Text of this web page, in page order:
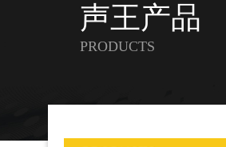
声王产品
PRODUCTS